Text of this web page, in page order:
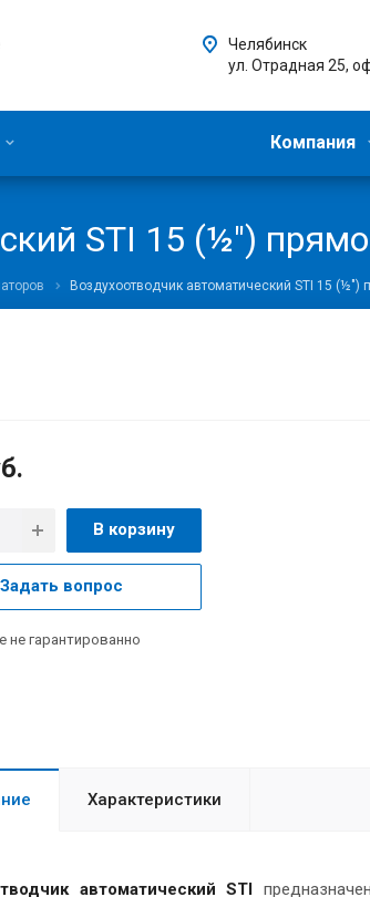
Челябинск
ул. Отрадная 25,
Компания
STI 15 (½")
Воздухоотводчик автоматический STI 15
В корзину
Задать вопрос
не гарантированно
Характеристики
автоматический STI